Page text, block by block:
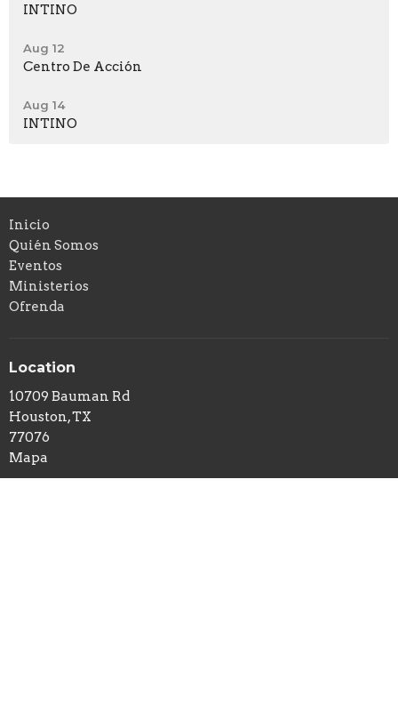
INTINO
Aug 12
Centro De Acción
Aug 14
INTINO
Inicio
Quién Somos
Eventos
Ministerios
Ofrenda
Location
10709 Bauman Rd
Houston, TX
77076
Mapa